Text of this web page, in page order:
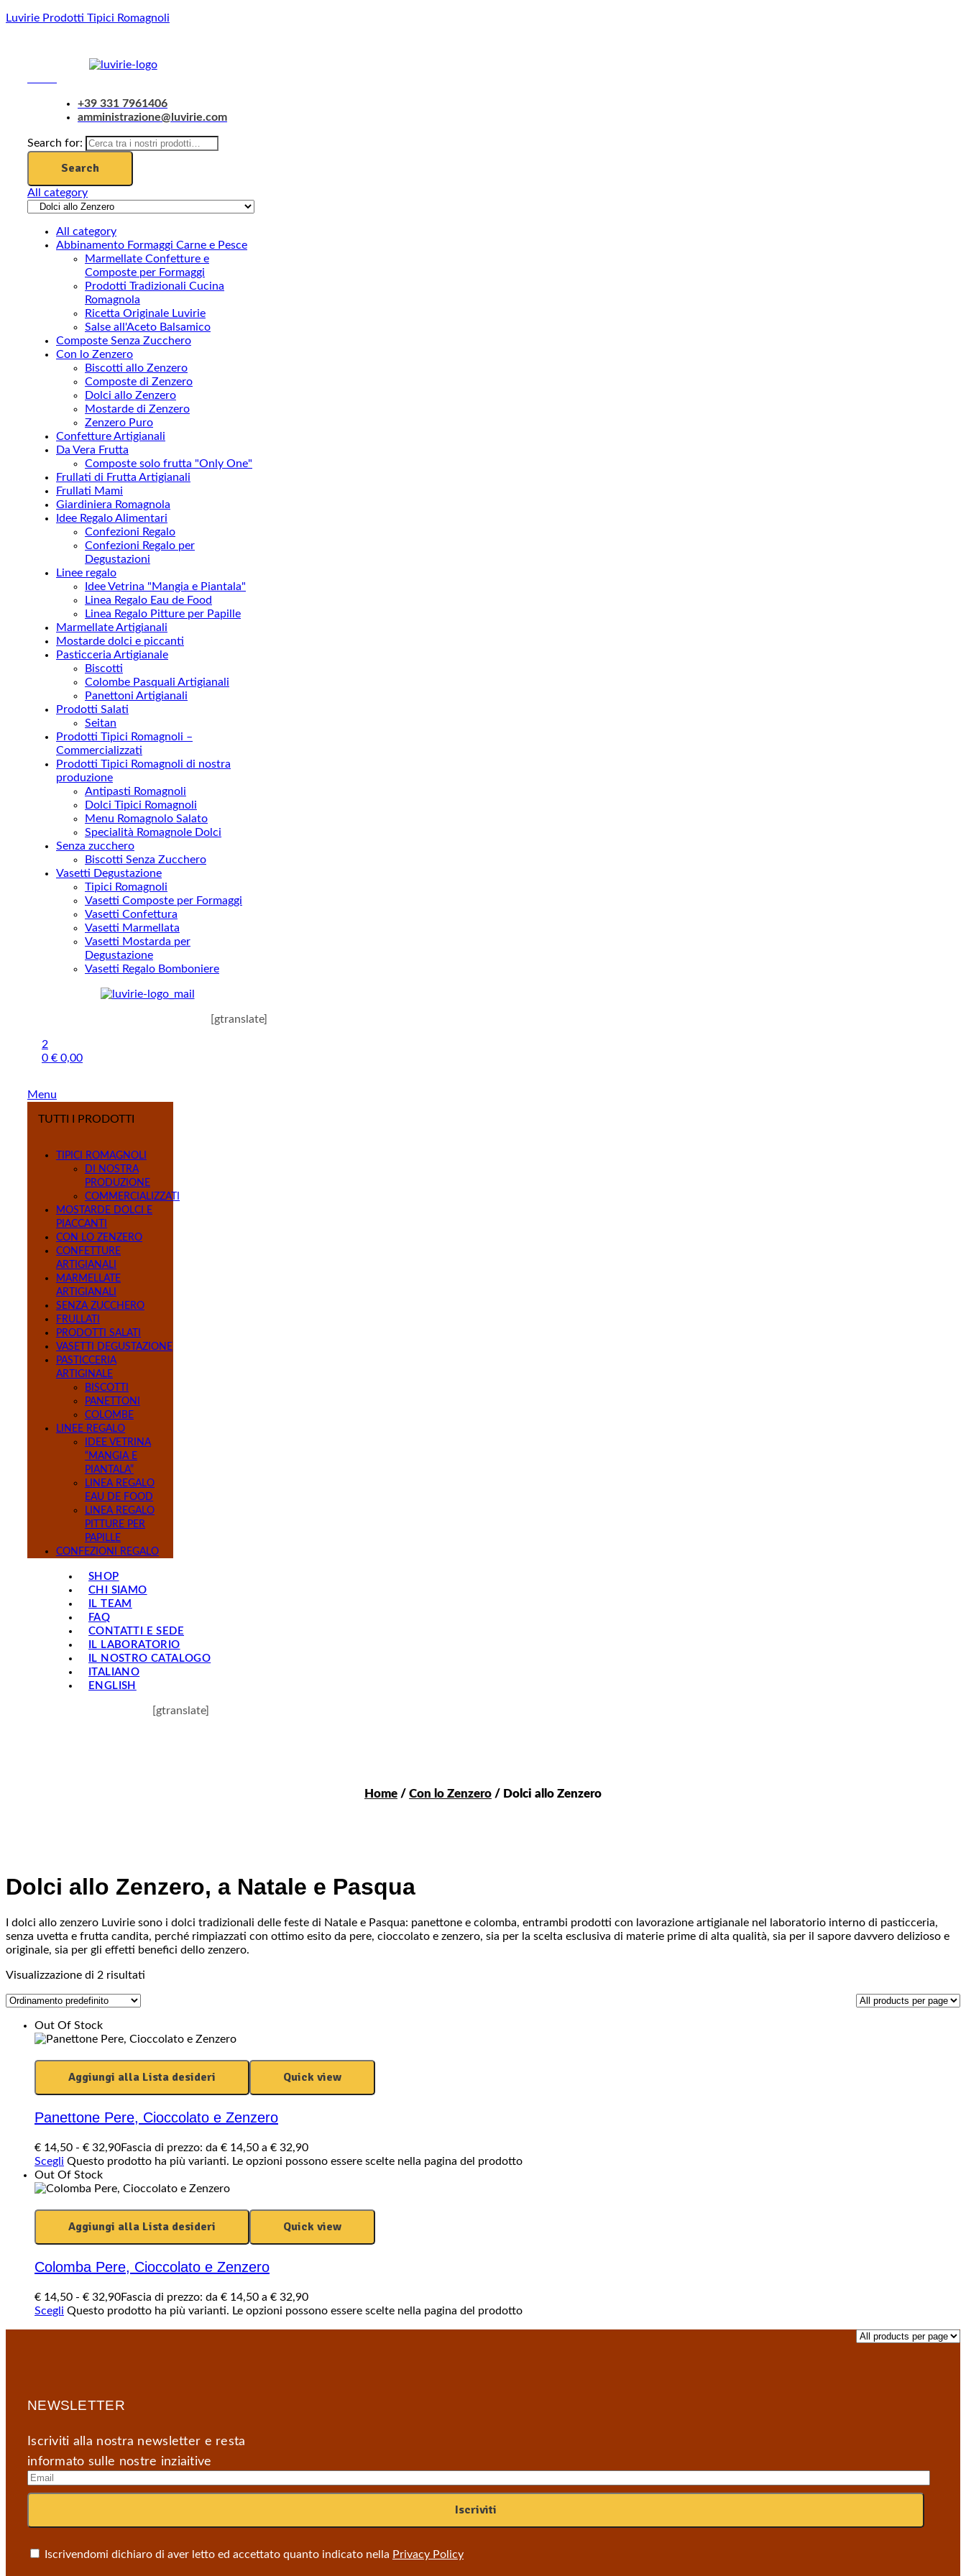
Luvirie Prodotti Tipici Romagnoli
+39 331 7961406
amministrazione@luvirie.com
Search for:
Search
All category
All category
Abbinamento Formaggi Carne e Pesce
Marmellate Confetture e
Composte per Formaggi
Prodotti Tradizionali Cucina
Romagnola
Ricetta Originale Luvirie
Salse all'Aceto Balsamico
Composte Senza Zucchero
Con lo Zenzero
Biscotti allo Zenzero
Composte di Zenzero
Dolci allo Zenzero
Mostarde di Zenzero
Zenzero Puro
Confetture Artigianali
Da Vera Frutta
Composte solo frutta "Only One"
Frullati di Frutta Artigianali
Frullati Mami
Giardiniera Romagnola
Idee Regalo Alimentari
Confezioni Regalo
Confezioni Regalo per
Degustazioni
Linee regalo
Idee Vetrina "Mangia e Piantala"
Linea Regalo Eau de Food
Linea Regalo Pitture per Papille
Marmellate Artigianali
Mostarde dolci e piccanti
Pasticceria Artigianale
Biscotti
Colombe Pasquali Artigianali
Panettoni Artigianali
Prodotti Salati
Seitan
Prodotti Tipici Romagnoli –
Commercializzati
Prodotti Tipici Romagnoli di nostra
produzione
Antipasti Romagnoli
Dolci Tipici Romagnoli
Menu Romagnolo Salato
Specialità Romagnole Dolci
Senza zucchero
Biscotti Senza Zucchero
Vasetti Degustazione
Tipici Romagnoli
Vasetti Composte per Formaggi
Vasetti Confettura
Vasetti Marmellata
Vasetti Mostarda per
Degustazione
Vasetti Regalo Bomboniere
[gtranslate]
2
0 € 0,00
Menu
TUTTI I PRODOTTI
TIPICI ROMAGNOLI
DI NOSTRA
PRODUZIONE
COMMERCIALIZZATI
MOSTARDE DOLCI E
PIACCANTI
CON LO ZENZERO
CONFETTURE
ARTIGIANALI
MARMELLATE
ARTIGIANALI
SENZA ZUCCHERO
FRULLATI
PRODOTTI SALATI
VASETTI DEGUSTAZIONE
PASTICCERIA
ARTIGINALE
BISCOTTI
PANETTONI
COLOMBE
LINEE REGALO
IDEE VETRINA
“MANGIA E
PIANTALA”
LINEA REGALO
EAU DE FOOD
LINEA REGALO
PITTURE PER
PAPILLE
CONFEZIONI REGALO
SHOP
CHI SIAMO
IL TEAM
FAQ
CONTATTI E SEDE
IL LABORATORIO
IL NOSTRO CATALOGO
ITALIANO
ENGLISH
[gtranslate]
Home / Con lo Zenzero / Dolci allo Zenzero
Dolci allo Zenzero, a Natale e Pasqua
I dolci allo zenzero Luvirie sono i dolci tradizionali delle feste di Natale e Pasqua: panettone e colomba, entrambi prodotti con lavorazione artigianale nel laboratorio interno di pasticceria,
senza uvetta e frutta candita, perché rimpiazzati con ottimo esito da pere, cioccolato e zenzero, sia per la scelta esclusiva di materie prime di alta qualità, sia per il sapore davvero delizioso e
originale, sia per gli effetti benefici dello zenzero.
Visualizzazione di 2 risultati
Out Of Stock
Aggiungi alla Lista desideri Quick view
Panettone Pere, Cioccolato e Zenzero
€ 14,50 - € 32,90Fascia di prezzo: da € 14,50 a € 32,90
Scegli Questo prodotto ha più varianti. Le opzioni possono essere scelte nella pagina del prodotto
Out Of Stock
Aggiungi alla Lista desideri Quick view
Colomba Pere, Cioccolato e Zenzero
€ 14,50 - € 32,90Fascia di prezzo: da € 14,50 a € 32,90
Scegli Questo prodotto ha più varianti. Le opzioni possono essere scelte nella pagina del prodotto
NEWSLETTER
Iscriviti alla nostra newsletter e resta
informato sulle nostre inziaitive
Iscrivendomi dichiaro di aver letto ed accettato quanto indicato nella Privacy Policy